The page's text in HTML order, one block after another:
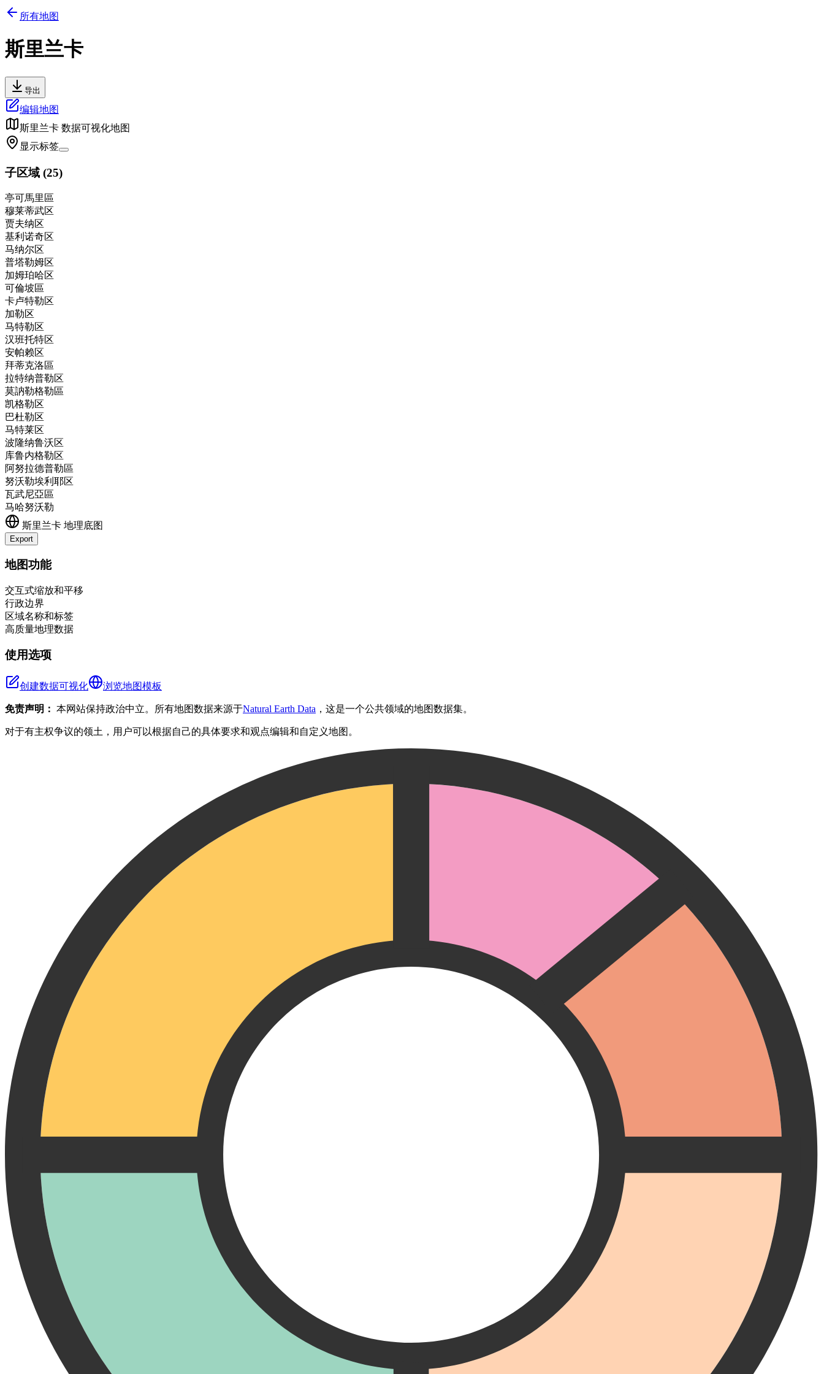
所有地图
斯里兰卡
导出
编辑地图
斯里兰卡 数据可视化地图
显示标签
子区域 (25)
亭可馬里區
穆莱蒂武区
贾夫纳区
基利诺奇区
马纳尔区
普塔勒姆区
加姆珀哈区
可倫坡區
卡卢特勒区
加勒区
马特勒区
汉班托特区
安帕赖区
拜蒂克洛區
拉特纳普勒区
莫訥勒格勒區
凯格勒区
巴杜勒区
马特莱区
波隆纳鲁沃区
库鲁内格勒区
阿努拉德普勒區
努沃勒埃利耶区
瓦武尼亞區
马哈努沃勒
斯里兰卡 地理底图
Export
+
地图功能
交互式缩放和平移
行政边界
区域名称和标签
高质量地理数据
使用选项
创建数据可视化 浏览地图模板
免责声明： 本网站保持政治中立。所有地图数据来源于Natural Earth Data ，这是一个公共领域的地图数据集。
对于有主权争议的领土，用户可以根据自己的具体要求和观点编辑和自定义地图。